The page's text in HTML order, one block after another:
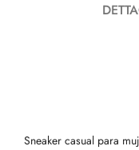
Sneaker casual para